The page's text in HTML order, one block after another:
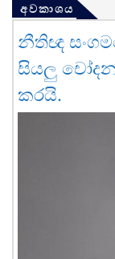
අවකාශය
නීතිඥ
සියලු
කරයි.